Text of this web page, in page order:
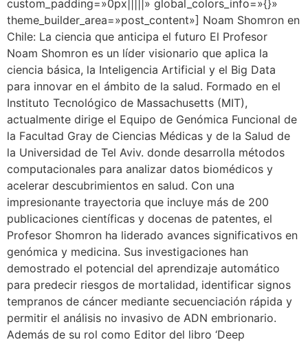
custom_padding=»0px|||||» global_colors_info=»{}»
theme_builder_area=»post_content»] Noam Shomron en
Chile: La ciencia que anticipa el futuro El Profesor
Noam Shomron es un líder visionario que aplica la
ciencia básica, la Inteligencia Artificial y el Big Data
para innovar en el ámbito de la salud. Formado en el
Instituto Tecnológico de Massachusetts (MIT),
actualmente dirige el Equipo de Genómica Funcional de
la Facultad Gray de Ciencias Médicas y de la Salud de
la Universidad de Tel Aviv. donde desarrolla métodos
computacionales para analizar datos biomédicos y
acelerar descubrimientos en salud. Con una
impresionante trayectoria que incluye más de 200
publicaciones científicas y docenas de patentes, el
Profesor Shomron ha liderado avances significativos en
genómica y medicina. Sus investigaciones han
demostrado el potencial del aprendizaje automático
para predecir riesgos de mortalidad, identificar signos
tempranos de cáncer mediante secuenciación rápida y
permitir el análisis no invasivo de ADN embrionario.
Además de su rol como Editor del libro ‘Deep